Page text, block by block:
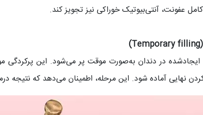
کامل عفونت، آنتی‌بیوتیک خوراکی نیز تجویز کند.
در دندان به‌صورت موقت پر می‌شود. این پرکردگی
نهایی آماده شود. این مرحله، اطمینان می‌دهد که نتیجه